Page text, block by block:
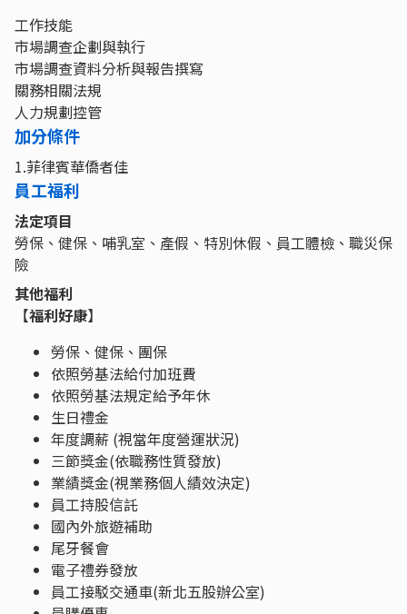
工作技能
市場調查企劃與執行
市場調查資料分析與報告撰寫
關務相關法規
人力規劃控管
加分條件
1.菲律賓華僑者佳
員工福利
法定項目
勞保、健保、哺乳室、產假、特別休假、員工體檢、職災保
險
其他福利
【福利好康】
勞保、健保、團保
依照勞基法給付加班費
依照勞基法規定給予年休
生日禮金
年度調薪 (視當年度營運狀況)
三節獎金(依職務性質發放)
業績獎金(視業務個人績效決定)
員工持股信託
國內外旅遊補助
尾牙餐會
電子禮券發放
員工接駁交通車(新北五股辦公室)